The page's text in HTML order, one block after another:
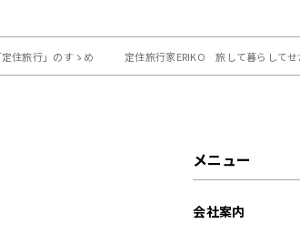
定住旅行」のすゝめ 定住旅行家ERIKO 旅して暮らしてせ
メニュー
会社案内